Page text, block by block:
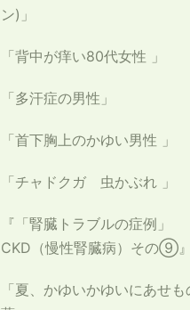
ン)」
「背中が痒い80代女性 」
「多汗症の男性」
「首下胸上のかゆい男性 」
「チャドクガ 虫かぶれ 」
『「腎臓トラブルの症例」
CKD（慢性腎臓病）その⑨』
「夏、かゆいかゆいにあせも